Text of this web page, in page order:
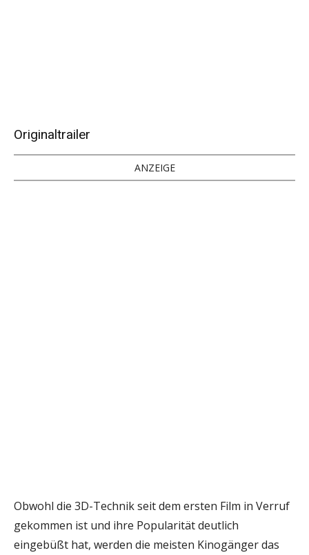
Originaltrailer
ANZEIGE
Obwohl die 3D-Technik seit dem ersten Film in Verruf
gekommen ist und ihre Popularität deutlich
eingebüßt hat, werden die meisten Kinogänger das